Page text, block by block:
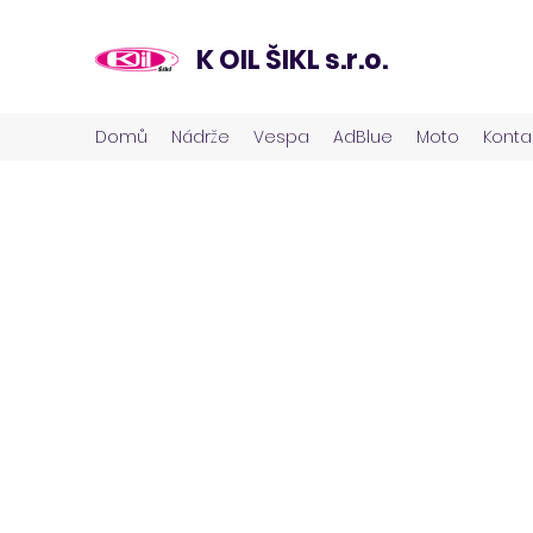
K OIL ŠIKL s.r.o.
Domů Nádrže Vespa AdBlue Moto